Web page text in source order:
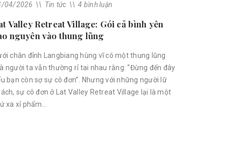
04/2026 \\ Tin tức \\ 4 bình luận
Valley Retreat Village: Gói cả bình yên
nguyên vào thung lũng
chân đỉnh Langbiang hùng vĩ có một thung lũng
người ta vẫn thường rỉ tai nhau rằng: “Đừng đến đây
bạn còn sợ sự cô đơn”. Nhưng với những người lữ
sự cô đơn ở Lat Valley Retreat Village lại là một
xa xỉ phẩm...